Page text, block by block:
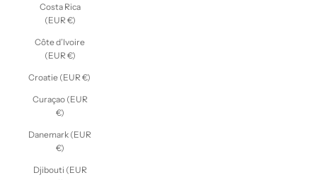
Costa Rica
(EUR €)
Côte d’Ivoire
(EUR €)
Croatie (EUR €)
Curaçao (EUR
€)
Danemark (EUR
€)
Djibouti (EUR